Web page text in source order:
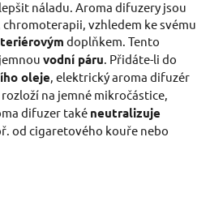
náladu. Aroma difuzery jsou
vzhledem ke svému
doplňkem. Tento
vodní páru. Přidáte-li do
oleje, elektrický aroma difuzér
rozloží na jemné mikročástice,
difuzer také neutralizuje
od cigaretového kouře nebo